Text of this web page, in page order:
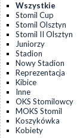
Wszystkie
Stomil Cup
Stomil Olsztyn
Stomil II Olsztyn
Juniorzy
Stadion
Nowy Stadion
Reprezentacja
Kibice
Inne
OKS Stomilowcy
MOKS Stomil
Koszykówka
Kobiety